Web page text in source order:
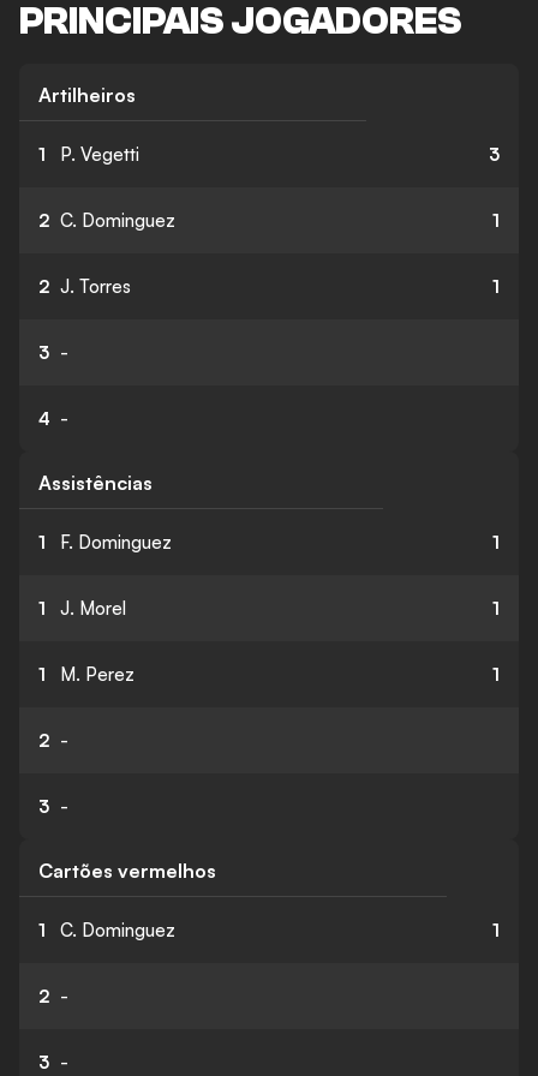
PRINCIPAIS JOGADORES
Artilheiros
1 P. Vegetti 3
2 C. Dominguez 1
2 J. Torres 1
3 -
4 -
Assistências
1 F. Dominguez 1
1 J. Morel 1
1 M. Perez 1
2 -
3 -
Cartões vermelhos
1 C. Dominguez 1
2 -
3 -